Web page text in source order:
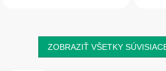
ZOBRAZIŤ VŠETKY